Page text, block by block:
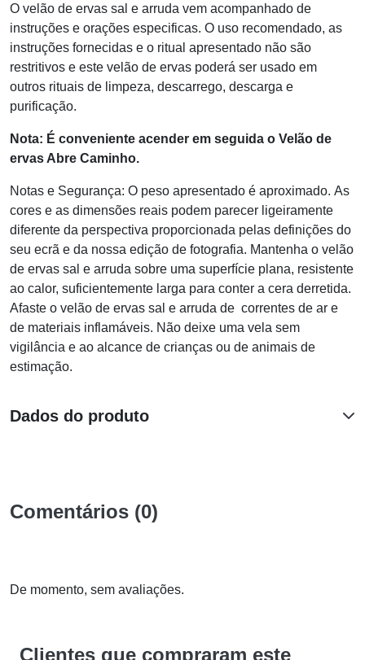
O velão de ervas sal e arruda vem acompanhado de
instruções e orações especificas. O uso recomendado, as
instruções fornecidas e o ritual apresentado não são
restritivos e este velão de ervas poderá ser usado em
outros rituais de limpeza, descarrego, descarga e
purificação.
Nota: É conveniente acender em seguida o Velão de
ervas Abre Caminho.
Notas e Segurança: O peso apresentado é aproximado. As
cores e as dimensões reais podem parecer ligeiramente
diferente da perspectiva proporcionada pelas definições do
seu ecrã e da nossa edição de fotografia. Mantenha o velão
de ervas sal e arruda sobre uma superfície plana, resistente
ao calor, suficientemente larga para conter a cera derretida.
Afaste o velão de ervas sal e arruda de correntes de ar e
de materiais inflamáveis. Não deixe uma vela sem
vigilância e ao alcance de crianças ou de animais de
estimação.
Dados do produto
Comentários (0)
De momento, sem avaliações.
Clientes que compraram este